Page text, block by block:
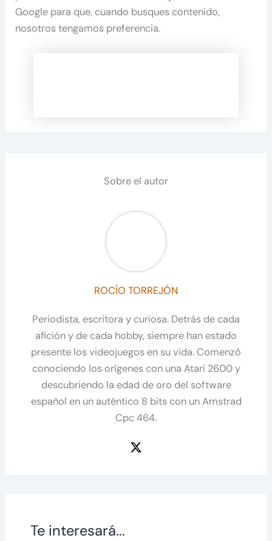
Google para que, cuando busques contenido,
nosotros tengamos preferencia.
Sobre el autor
ROCÍO TORREJÓN
Periodista, escritora y curiosa. Detrás de cada
afición y de cada hobby, siempre han estado
presente los videojuegos en su vida. Comenzó
conociendo los orígenes con una Atari 2600 y
descubriendo la edad de oro del software
español en un auténtico 8 bits con un Amstrad
Cpc 464.
Te interesará...